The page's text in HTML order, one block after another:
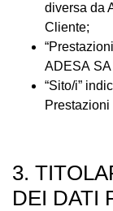
diversa da
Cliente;
ADESA SA
“Sito/i”
3.
DEI DATI